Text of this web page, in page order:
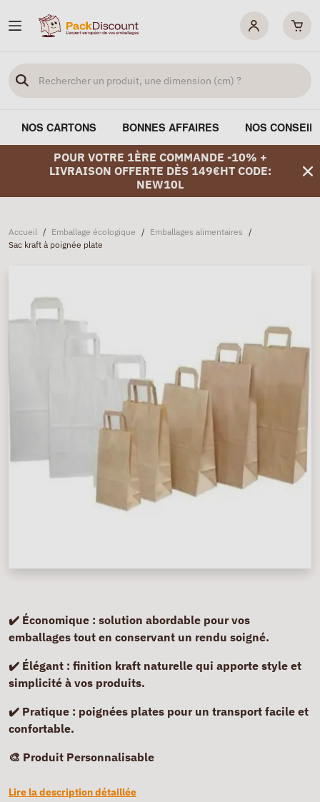
NOS CARTONS BONNES AFFAIRES NOS
POUR VOTRE 1ÈRE COMMANDE -10% +
LIVRAISON OFFERTE DÈS 149€HT CODE:
NEW10L
Accueil / Emballage écologique / Emballages alimentaires /
Sac kraft à poignée plate
✔️ Économique : solution abordable pour vos
emballages tout en conservant un rendu soigné.
✔️ Élégant : finition kraft naturelle qui apporte style et
simplicité à vos produits.
✔️ Pratique : poignées plates pour un transport facile et
confortable.
🎨 Produit Personnalisable
Lire la description détaillée